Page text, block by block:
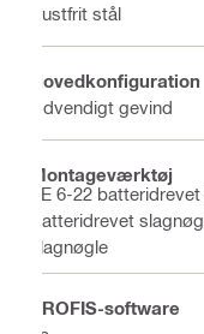
Rustfrit stål
Hovedkonfiguration
Udvendigt gevind
Montageværktøj
TE 6-22
Batteridrevet
slagnøgle
PROFIS-software